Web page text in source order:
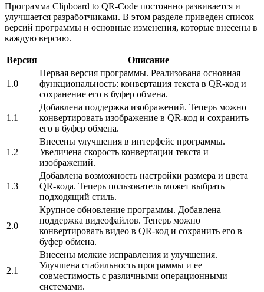
Программа Clipboard to QR-Code постоянно развивается и
улучшается разработчиками. В этом разделе приведен список
версий программы и основные изменения, которые внесены в
каждую версию.
Версия Описание
1.0
Первая версия программы. Реализована основная
функциональность: конвертация текста в QR-код и
сохранение его в буфер обмена.
1.1
Добавлена поддержка изображений. Теперь можно
конвертировать изображение в QR-код и сохранить
его в буфер обмена.
1.2
Внесены улучшения в интерфейс программы.
Увеличена скорость конвертации текста и
изображений.
1.3
Добавлена возможность настройки размера и цвета
QR-кода. Теперь пользователь может выбрать
подходящий стиль.
2.0
Крупное обновление программы. Добавлена
поддержка видеофайлов. Теперь можно
конвертировать видео в QR-код и сохранить его в
буфер обмена.
2.1
Внесены мелкие исправления и улучшения.
Улучшена стабильность программы и ее
совместимость с различными операционными
системами.